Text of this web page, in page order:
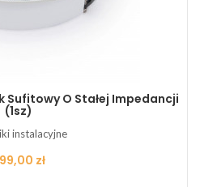
Sufitowy O Stałej Impedancji
(1sz)
instalacyjne
zł